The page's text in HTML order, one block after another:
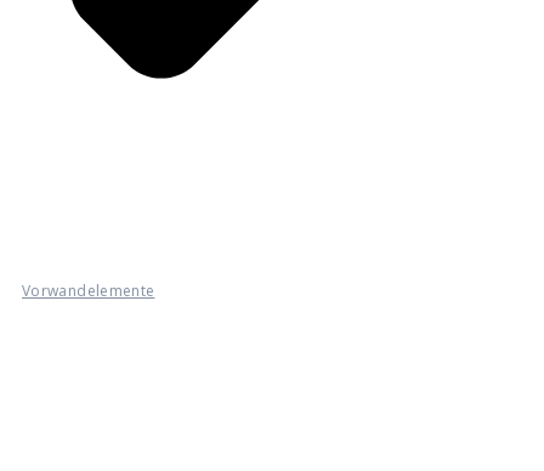
Vorwandelemente